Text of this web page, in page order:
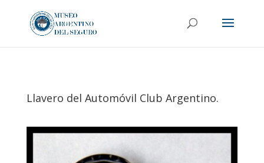
Llavero del Automóvil Club Argentino.